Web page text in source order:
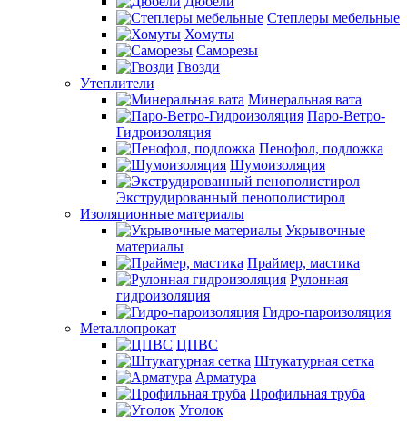
Степлеры мебельные
Хомуты
Саморезы
Гвозди
Утеплители
Минеральная вата
Паро-Ветро-
Гидроизоляция
Пенофол, подложка
Шумоизоляция
Экструдированный пенополистирол
Изоляционные материалы
Укрывочные
материалы
Праймер, мастика
Рулонная
гидроизоляция
Гидро-пароизоляция
Металлопрокат
ЦПВС
Штукатурная сетка
Арматура
Профильная труба
Уголок